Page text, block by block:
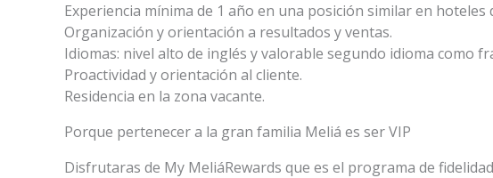
Experiencia mínima de 1 año en una posición similar en hoteles
Organización y orientación a resultados y ventas.
Idiomas: nivel alto de inglés y valorable segundo idioma como
Proactividad y orientación al cliente.
Residencia en la zona vacante.
Porque pertenecer a la gran familia Meliá es ser VIP
Disfrutaras de My MeliáRewards que es el programa de